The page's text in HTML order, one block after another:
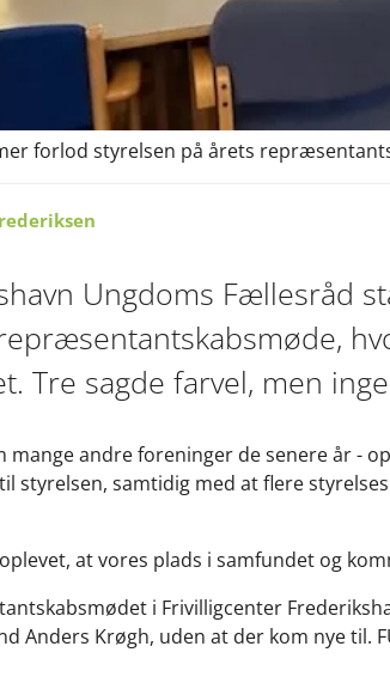
forlod styrelsen på årets
Ungdoms Fællesråd
Tre sagde farvel, men
mange andre foreninger de senere år -
styrelsen, samtidig med at flere
at vores plads i samfundet og
i Frivilligcenter
Anders Krøgh, uden at der kom nye til.